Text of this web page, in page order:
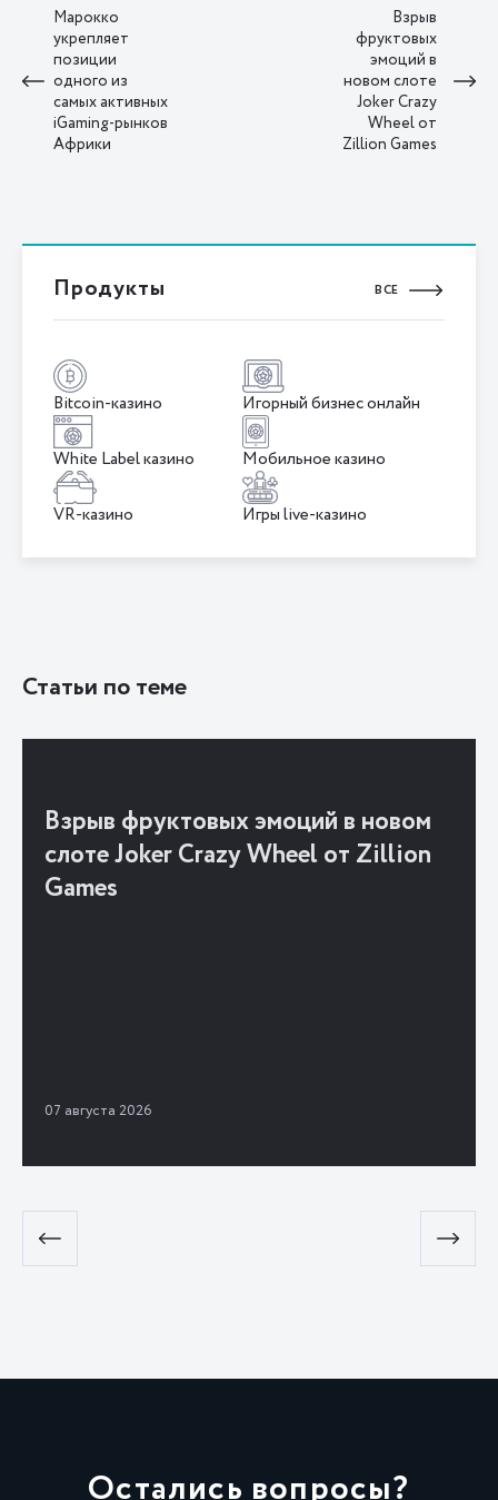
Марокко
укрепляет
позиции
одного из
самых активных
iGaming-рынков
Африки
Взрыв
фруктовых
эмоций в
новом слоте
Joker Crazy
Wheel от
Zillion Games
Продукты
Bitcoin-казино
White Label казино
Игорный бизнес онлайн
Мобильное казино
VR-казино Игры live-казино
ВСЕ
Статьи по теме
Взрыв фруктовых эмоций в новом
слоте Joker Crazy Wheel от Zillion
Games
07 августа 2026
Остались вопросы?